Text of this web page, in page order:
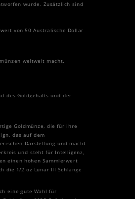
wurde. Zusätzlich sind
von 50 Australische Dollar
weltweit macht.
des Goldgehalts und der
Goldmünze, die für ihre
das auf dem
Darstellung und macht
und steht für Intelligenz,
einen hohen Sammlerwert
die 1/2 oz Lunar III Schlange
eine gute Wahl für